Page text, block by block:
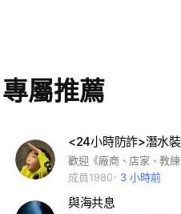
專屬推薦
成員1980
3 小時前
與海共息